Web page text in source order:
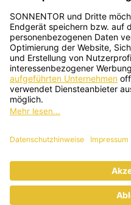
SONNENTOR
Sprögnitz 10,
deine Fragen